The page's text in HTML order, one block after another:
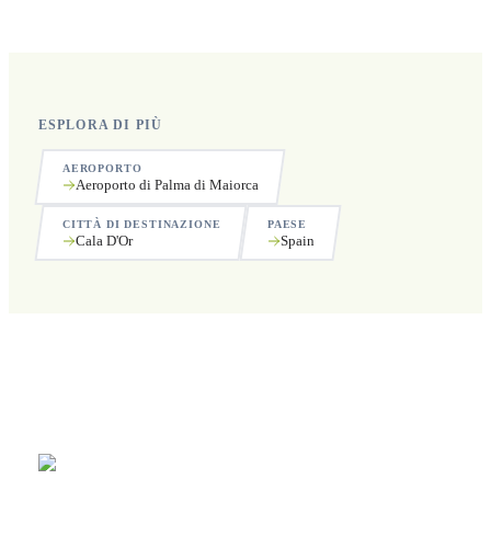
ESPLORA DI PIÙ
AEROPORTO
Aeroporto di Palma di Maiorca
CITTÀ DI DESTINAZIONE
Cala D'Or
PAESE
Spain